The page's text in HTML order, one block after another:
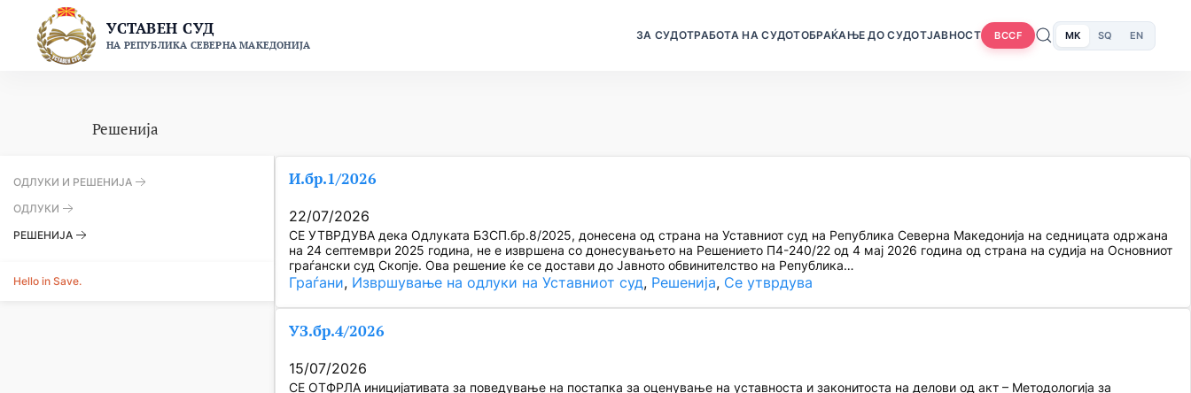
content
УСТАВЕН СУД
НА РЕПУБЛИКА СЕВЕРНА МАКЕДОНИЈА
ЗА СУДОТРАБОТА НА СУДОТОБРАЌАЊЕ ДО СУДОТЈАВНОСТ BCCF MK SQ EN
Решенија
ОДЛУКИ И РЕШЕНИЈА
ОДЛУКИ
РЕШЕНИЈА
Hello in Save.
И.бр.1/2026
22/07/2026
СЕ УТВРДУВА дека Одлуката БЗСП.бр.8/2025, донесена од страна на Уставниот суд на Република Северна Македонија на седницата одржана
на 24 септември 2025 година, не е извршена со донесувањето на Решението П4-240/22 од 4 мај 2026 година од страна на судија на Основниот
граѓански суд Скопје. Ова решение ќе се достави до Јавното обвинителство на Република…
Граѓани, Извршување на одлуки на Уставниот суд, Решенија, Се утврдува
УЗ.бр.4/2026
15/07/2026
СЕ ОТФРЛА иницијативата за поведување на постапка за оценување на уставноста и законитоста на делови од акт – Методологија за